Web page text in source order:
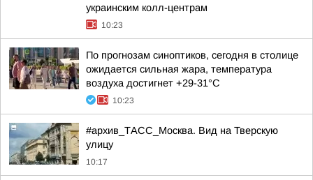
украинским колл-центрам
10:23
По прогнозам синоптиков, сегодня в столице
ожидается сильная жара, температура
воздуха достигнет +29-31°С
10:23
#архив_ТАСС_Москва. Вид на Тверскую
улицу
10:17